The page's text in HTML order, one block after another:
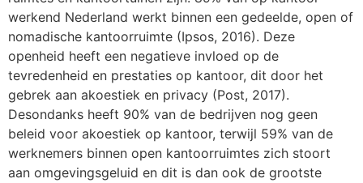
werkend Nederland werkt binnen een gedeelde, open of
nomadische kantoorruimte (Ipsos, 2016). Deze
openheid heeft een negatieve invloed op de
tevredenheid en prestaties op kantoor, dit door het
gebrek aan akoestiek en privacy (Post, 2017).
Desondanks heeft 90% van de bedrijven nog geen
beleid voor akoestiek op kantoor, terwijl 59% van de
werknemers binnen open kantoorruimtes zich stoort
aan omgevingsgeluid en dit is dan ook de grootste